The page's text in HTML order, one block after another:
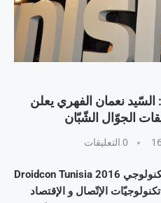
في ملتقى Droidcon 2016 : السّيد نعمان الفهري يعلن
الجوّال الشّبّان
0 التعليقات
من خلال مشاركته في الحدث التّكنولوجي Droidcon Tunisia 2016
الإتّصال و الإقتصاد